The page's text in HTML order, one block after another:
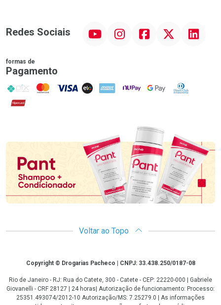
Redes Sociais InstagramFacebook Linkedin
formas de
Pagamento
PIX MasterCard
VISA ELO AMEX NuPay Google PayDiners Club
Hipercard
Promoção em Destaque
Voltar ao Topo
CopyrightCopyright © Drogarias Pacheco | CNPJ: 33.438.250/0187-08
Rio de Janeiro - RJ: Rua do Catete, 300 - Catete - CEP: 22220-000 | Gabriele
Giovanelli - CRF 28127 | 24 horas| Autorização de funcionamento: Processo:
25351.493074/2012-10 Autorização/MS: 7.25279.0 | As informações